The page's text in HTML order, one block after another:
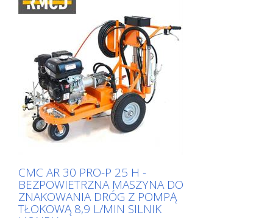
CMC AR 30 PRO-P 25 H -
BEZPOWIETRZNA MASZYNA DO
ZNAKOWANIA DRÓG Z POMPĄ
TŁOKOWĄ 8,9 L/MIN SILNIK